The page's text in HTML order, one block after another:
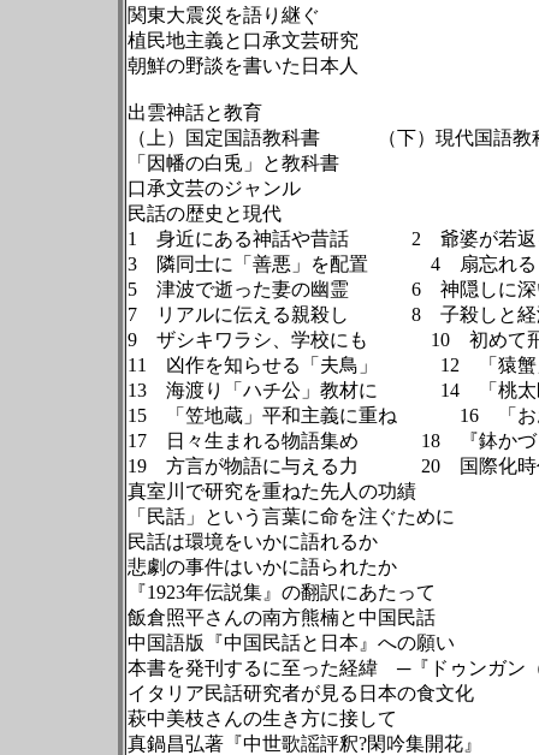
関東大震災を語り継ぐ
植民地主義と口承文芸研究
朝鮮の野談を書いた日本人
出雲神話と教育
（上）国定国語教科書 （下）現代国
「因幡の白兎」と教科書
口承文芸のジャンル
民話の歴史と現代
1 身近にある神話や昔話 2 爺婆が
3 隣同士に「善悪」を配置 4 扇忘れ
5 津波で逝った妻の幽霊 6 神隠し
7 リアルに伝える親殺し 8 子殺し
9 ザシキワラシ、学校にも 10 初め
11 凶作を知らせる「夫鳥」 12 「猿
13 海渡り「ハチ公」教材に 14 「桃
15 「笠地蔵」平和主義に重ね 16 「
17 日々生まれる物語集め 18 『鉢か
19 方言が物語に与える力 20 国際
真室川で研究を重ねた先人の功績
「民話」という言葉に命を注ぐために
民話は環境をいかに語れるか
悲劇の事件はいかに語られたか
『1923年伝説集』の翻訳にあたって
飯倉照平さんの南方熊楠と中国民話
中国語版『中国民話と日本』への願い
本書を発刊するに至った経緯 ─『ドゥン
イタリア民話研究者が見る日本の食文化
萩中美枝さんの生き方に接して
真鍋昌弘著『中世歌謡評釈?閑吟集開花』